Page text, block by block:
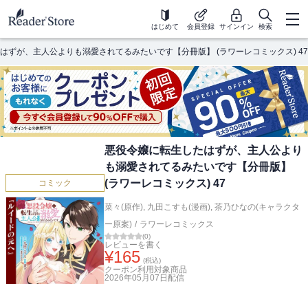
はじめて 会員登録 サインイン 検索
ずが、主人公よりも溺愛されてるみたいです【分冊版】 (ラワーレコミックス) 47
コミック
悪役令嬢に転生したはずが、主人公より
も溺愛されてるみたいです【分冊版】
(ラワーレコミックス) 47
菜々(原作), 九田こすも(漫画), 茶乃ひなの(キャラクタ
ー原案) / ラワーレコミックス
(0)
レビューを書く
¥165 (税込)
クーポン利用対象商品
2026年05月07日 配信